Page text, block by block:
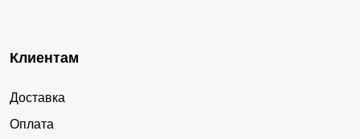
Клиентам
Доставка
Оплата